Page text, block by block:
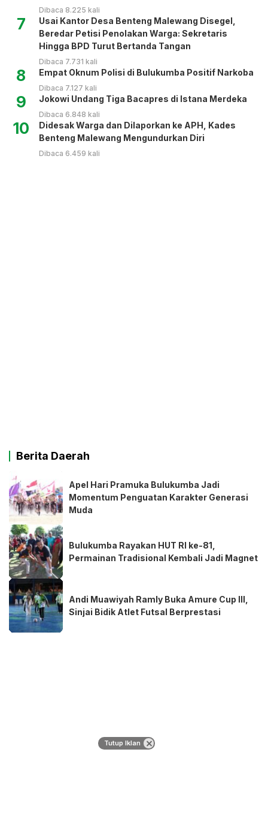
Dibaca 8.225 kali
7
Usai Kantor Desa Benteng Malewang Disegel,
Beredar Petisi Penolakan Warga: Sekretaris
Hingga BPD Turut Bertanda Tangan
Dibaca 7.731 kali
8 Empat Oknum Polisi di Bulukumba Positif Narkoba
Dibaca 7.127 kali
9 Jokowi Undang Tiga Bacapres di Istana Merdeka
Dibaca 6.848 kali
10
Didesak Warga dan Dilaporkan ke APH, Kades
Benteng Malewang Mengundurkan Diri
Dibaca 6.459 kali
Berita Daerah
Apel Hari Pramuka Bulukumba Jadi
Momentum Penguatan Karakter Generasi
Muda
Bulukumba Rayakan HUT RI ke-81,
Permainan Tradisional Kembali Jadi Magnet
Andi Muawiyah Ramly Buka Amure Cup III,
Sinjai Bidik Atlet Futsal Berprestasi
Tutup Iklan